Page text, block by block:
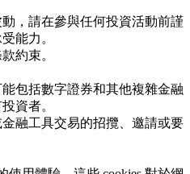
，請在參與任何投資活動前謹
能力。
約束。
包括數字證券和其他複雜金融
資者。
融工具交易的招攬、邀請或要